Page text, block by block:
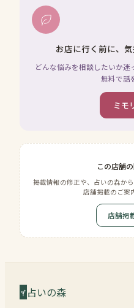
お店に行く前に、
どんな悩みを相談したいか
無料で話
ミモ
この店舗
掲載情報の修正や、占いの森か
店舗掲載のご案
店舗掲
占いの森